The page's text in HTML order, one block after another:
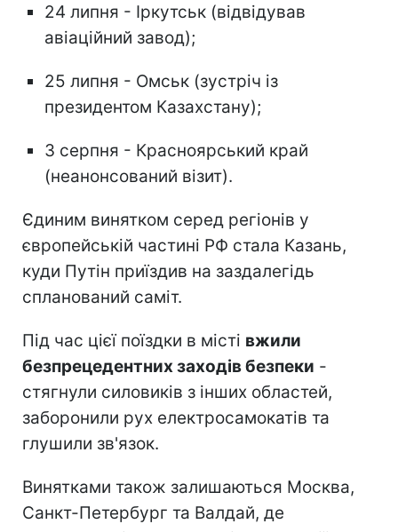
24 липня - Іркутськ (відвідував
авіаційний завод);
25 липня - Омськ (зустріч із
президентом Казахстану);
3 серпня - Красноярський край
(неанонсований візит).
Єдиним винятком серед регіонів у
європейській частині РФ стала Казань,
куди Путін приїздив на заздалегідь
спланований саміт.
Під час цієї поїздки в місті вжили
безпрецедентних заходів безпеки -
стягнули силовиків з інших областей,
заборонили рух електросамокатів та
глушили зв'язок.
Винятками також залишаються Москва,
Санкт-Петербург та Валдай, де